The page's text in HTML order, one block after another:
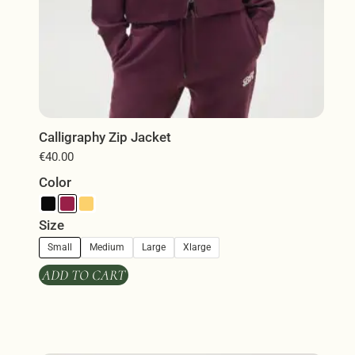
Calligraphy Zip Jacket
€40.00
Color
Size
Small Medium Large Xlarge
ADD TO CART